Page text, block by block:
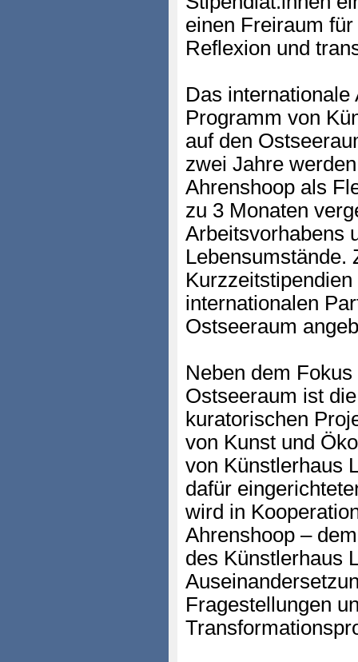
einen Freiraum
Reflexion und
Das
Programm von
auf den
zwei Jahre
Ahrenshoop als
zu 3 Monaten
Arbeitsvorhabens
Lebensumstände.
internationalen
Ostseeraum
Neben dem
Ostseeraum ist
kuratorischen
von Kunst und
von Künstlerhaus
dafür
wird in
Ahrenshoop –
des Künstlerhaus
Fragestellungen